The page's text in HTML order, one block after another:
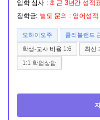
입학 심사 : 최근 3년간 성적
장학금: 별도 문의 : 영어성
오하이오주 클리블랜드
학생-교사 비율 1:6
최신
1:1 학업상담